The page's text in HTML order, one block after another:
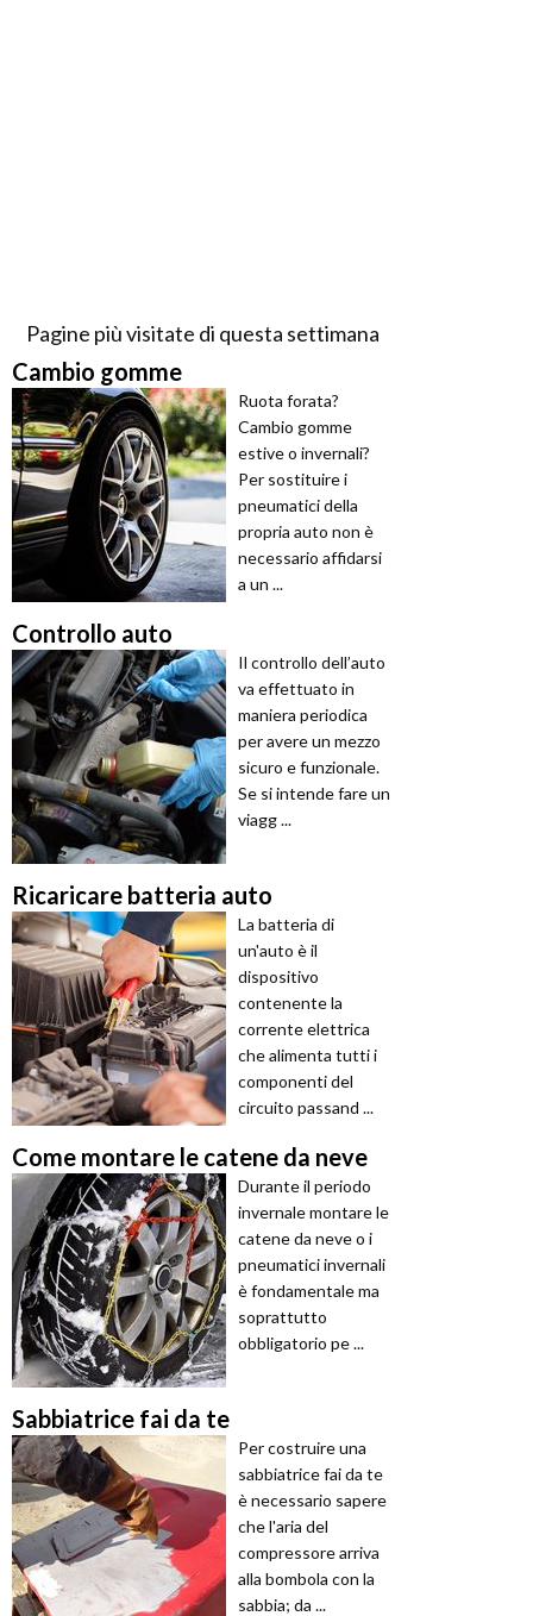
Pagine più visitate di questa settimana
Cambio gomme
Ruota forata?
Cambio gomme
estive o invernali?
Per sostituire i
pneumatici della
propria auto non è
necessario affidarsi
a un ...
Controllo auto
Il controllo dell’auto
va effettuato in
maniera periodica
per avere un mezzo
sicuro e funzionale.
Se si intende fare un
viagg ...
Ricaricare batteria auto
La batteria di
un'auto è il
dispositivo
contenente la
corrente elettrica
che alimenta tutti i
componenti del
circuito passand ...
Come montare le catene da neve
Durante il periodo
invernale montare le
catene da neve o i
pneumatici invernali
è fondamentale ma
soprattutto
obbligatorio pe ...
Sabbiatrice fai da te
Per costruire una
sabbiatrice fai da te
è necessario sapere
che l'aria del
compressore arriva
alla bombola con la
sabbia; da ...